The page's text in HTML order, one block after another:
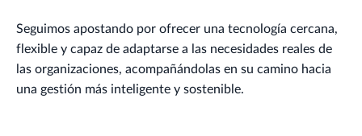
Seguimos apostando por ofrecer una tecnología cercana,
flexible y capaz de adaptarse a las necesidades reales de
las organizaciones, acompañándolas en su camino hacia
una gestión más inteligente y sostenible.